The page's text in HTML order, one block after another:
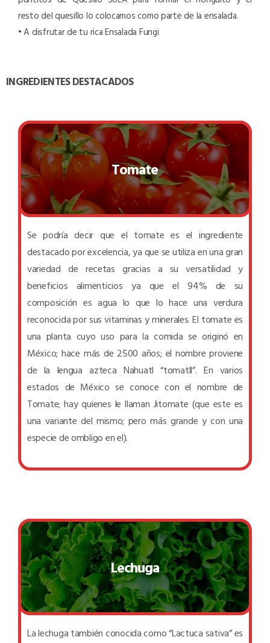
resto del quesillo lo colocamos como parte de la ensalada.
• A disfrutar de tu rica Ensalada Fungi
INGREDIENTES DESTACADOS
Tomate
Se podría decir que el tomate es el ingrediente
destacado por excelencia, ya que se utiliza en una gran
variedad de recetas gracias a su versatilidad y
beneficios alimenticios ya que el 94% de su
composición es agua lo que lo hace una verdura
reconocida por sus vitaminas y minerales. El tomate es
una planta cuyo uso para la comida se originó en
México; hace más de 2500 años; el nombre proviene
de la lengua azteca Nahuatl “tomatll”. En varios
estados de México se conoce con el nombre de
Tomate; hay quienes le llaman Jitomate (que este es
una variante del mismo; pero más grande y con una
especie de ombligo en el).
Lechuga
La lechuga también conocida como “Lactuca sativa” es